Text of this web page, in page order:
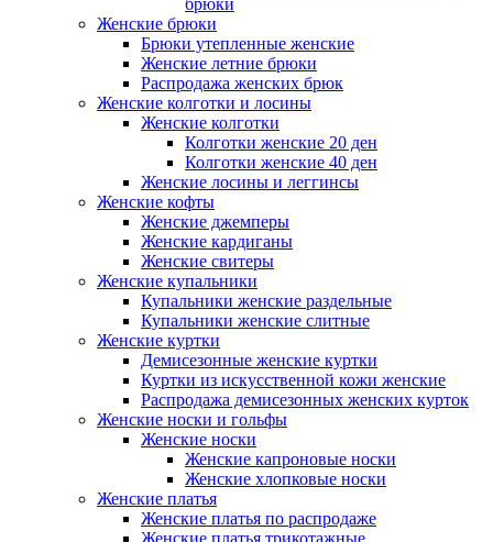
брюки
Женские брюки
Брюки утепленные женские
Женские летние брюки
Распродажа женских брюк
Женские колготки и лосины
Женские колготки
Колготки женские 20 ден
Колготки женские 40 ден
Женские лосины и леггинсы
Женские кофты
Женские джемперы
Женские кардиганы
Женские свитеры
Женские купальники
Купальники женские раздельные
Купальники женские слитные
Женские куртки
Демисезонные женские куртки
Куртки из искусственной кожи женские
Распродажа демисезонных женских курток
Женские носки и гольфы
Женские носки
Женские капроновые носки
Женские хлопковые носки
Женские платья
Женские платья по распродаже
Женские платья трикотажные